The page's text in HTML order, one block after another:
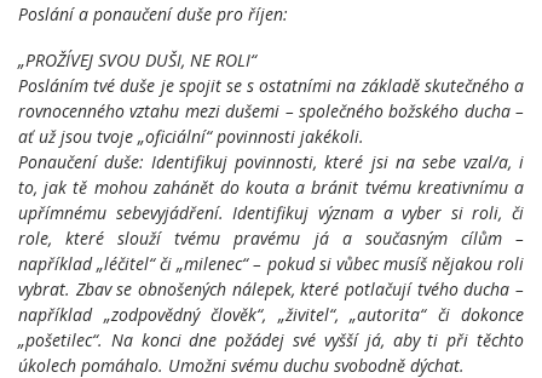
Poslání a ponaučení duše pro říjen:
„PROŽÍVEJ SVOU DUŠI, NE ROLI“
Posláním tvé duše je spojit se s ostatními na základě skutečného a
rovnocenného vztahu mezi dušemi – společného božského ducha –
ať už jsou tvoje „oficiální“ povinnosti jakékoli.
Ponaučení duše: Identifikuj povinnosti, které jsi na sebe vzal/a, i
to, jak tě mohou zahánět do kouta a bránit tvému kreativnímu a
upřímnému sebevyjádření. Identifikuj význam a vyber si roli, či
role, které slouží tvému pravému já a současným cílům –
například „léčitel“ či „milenec“ – pokud si vůbec musíš nějakou roli
vybrat. Zbav se obnošených nálepek, které potlačují tvého ducha –
například „zodpovědný člověk“, „živitel“, „autorita“ či dokonce
„pošetilec“. Na konci dne požádej své vyšší já, aby ti při těchto
úkolech pomáhalo. Umožni svému duchu svobodně dýchat.